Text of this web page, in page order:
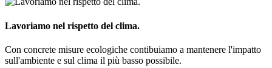
Lavoriamo nel rispetto del clima.
Con concrete misure ecologiche contibuiamo a mantenere l'impatto
sull'ambiente e sul clima il più basso possibile.